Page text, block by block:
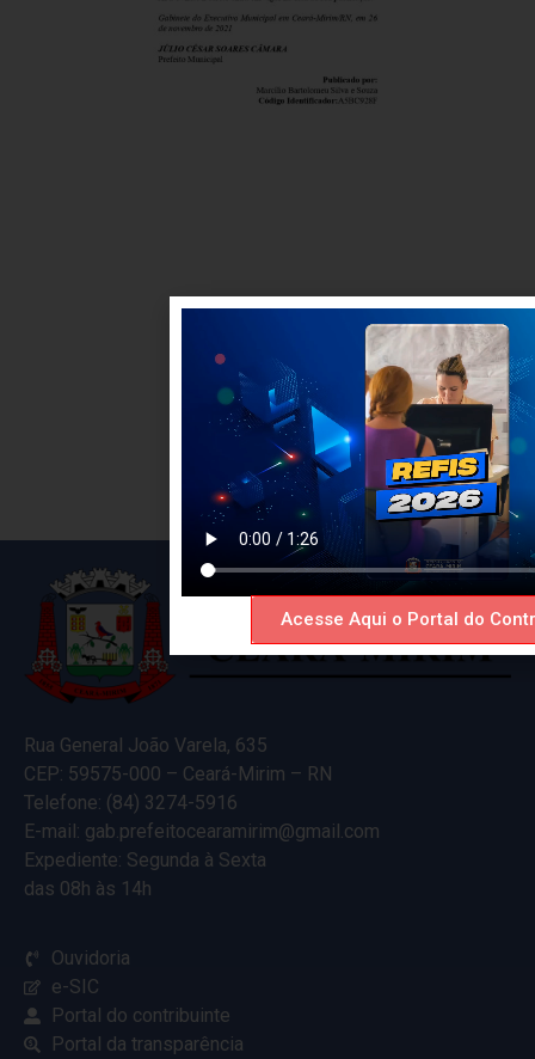
Rua General João Varela, 635
CEP: 59575-000 – Ceará-Mirim – RN
Telefone: (84) 3274-5916
E-mail: gab.prefeitocearamirim@gmail.com
Expediente: Segunda à Sexta
das 08h às 14h
Ouvidoria
e-SIC
Portal do contribuinte
Portal da transparência
Acesse Aqui o Portal do